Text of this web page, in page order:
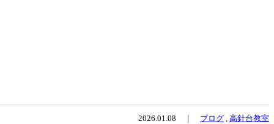
2026.01.08 ｜ ブログ 高針台教室